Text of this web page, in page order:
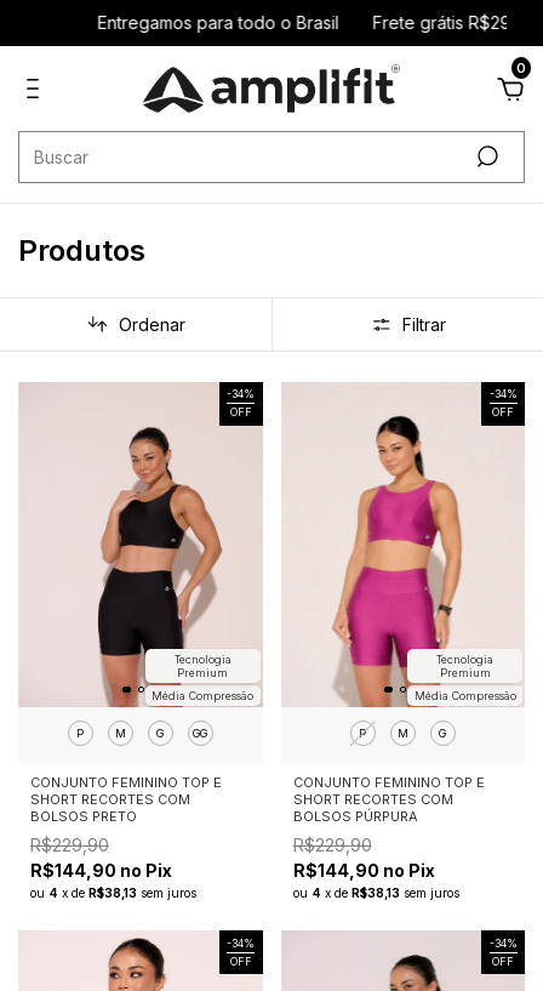
para todo o Brasil Frete grátis R$299 sudeste /
0
Produtos
Ordenar Filtrar
-34%
OFF
Média Compressão
Tecnologia
Premium
P M G GG
CONJUNTO FEMININO TOP E
SHORT RECORTES COM
BOLSOS PRETO
R$229,90
R$144,90 no Pix
ou 4 x de R$38,13 sem juros
-34%
OFF
Média Compressão
Tecnologia
Premium
P M G
CONJUNTO FEMININO TOP E
SHORT RECORTES COM
BOLSOS PÚRPURA
R$229,90
R$144,90 no Pix
ou 4 x de R$38,13 sem juros
-34%
OFF
-34%
OFF